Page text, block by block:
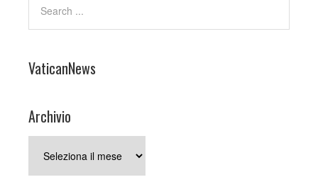
VaticanNews
Archivio